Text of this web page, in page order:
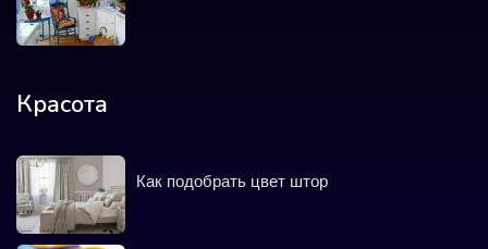
Красота
Как подобрать цвет штор